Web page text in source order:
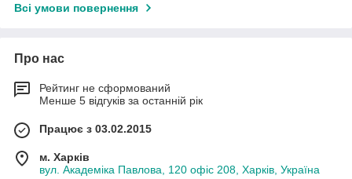
Всі умови повернення
Про нас
Рейтинг не сформований
Менше 5 відгуків за останній рік
Працює з 03.02.2015
м. Харків
вул. Академіка Павлова, 120 офіс 208, Харків, Україна